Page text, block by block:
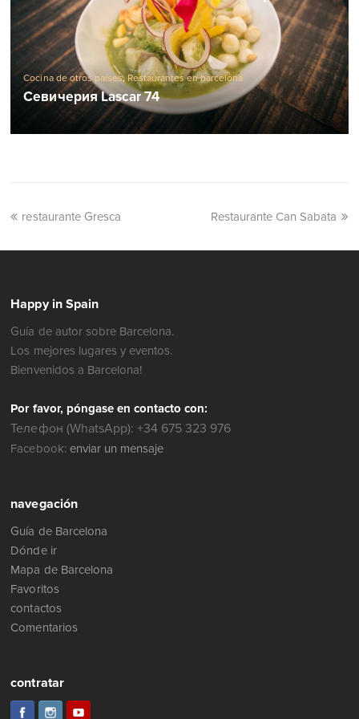
Cocina de otros países,Restaurantes en barcelona
Севичерия Lascar 74
restaurante Gresca Restaurante Can Sabata
Happy in Spain
Guía de autor sobre Barcelona.
Los mejores lugares y eventos.
Bienvenidos a Barcelona!
Por favor, póngase en contacto con:
Телефон (WhatsApp): +34 675 323 976
Facebook: enviar un mensaje
navegación
Guía de Barcelona
Dónde ir
Mapa de Barcelona
Favoritos
contactos
Comentarios
contratar